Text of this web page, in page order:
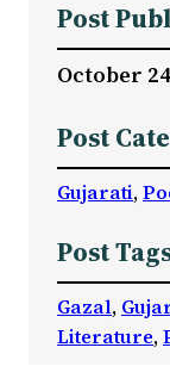
Post
October
Post
Gujarati,
Post
Gazal,
Literature,